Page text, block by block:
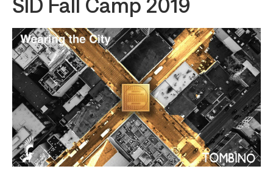
SID Fall Camp 2019